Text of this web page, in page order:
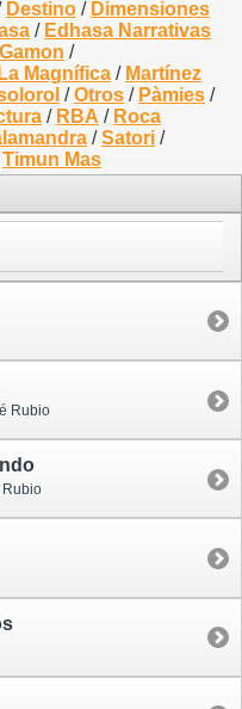
Destino / Dimensiones
/ Edhasa Narrativas
Gamon /
La Magnífica / Martínez
/Otros / Pàmies /
/ RBA / Roca
/Satori /
Timun Mas
Rubio
Rubio